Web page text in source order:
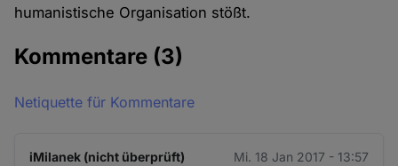
humanistische Organisation stößt.
Kommentare (3)
Netiquette für Kommentare
iMilanek (nicht überprüft) Mi. 18 Jan 2017 - 13:57